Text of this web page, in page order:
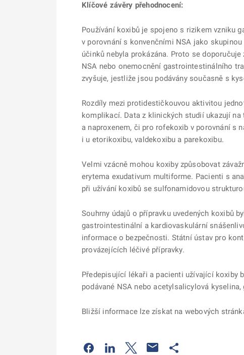
Klíčové závěry přehodnocení:
Používání koxibů je spojeno s rizikem vzniku
v porovnání s konvenčními NSA jako
účinků nebyla prokázána. Proto se
NSA nebo onemocnění gastrointestinálního
zvyšuje, jestliže jsou podávány současně s
Rozdíly mezi protidestičkouvou aktivitou
komplikací. Data z klinických studií ukazují
a naproxenem, či pro rofekoxib v porovnání s
i u etorikoxibu, valdekoxibu a parekoxibu.
Velmi vzácně mohou koxiby způsobovat
erytema exudativum multiforme. Pacienti s
při užívání koxibů se sulfonamidovou
Souhrny údajů o přípravku uvedených koxibů
gastrointestinální a kardiovaskulární
informace o bezpečnosti. Státní ústav pro
provázejících léčivé přípravky.
Předepisující lékaři a pacienti užívající koxiby
podávané NSA nebo acetylsalicylová
Bližší informace lze získat na webových
Odkaz se otevře na nové kartě
Odkaz se otevře na nové kartě
Odkaz se otevře na nové